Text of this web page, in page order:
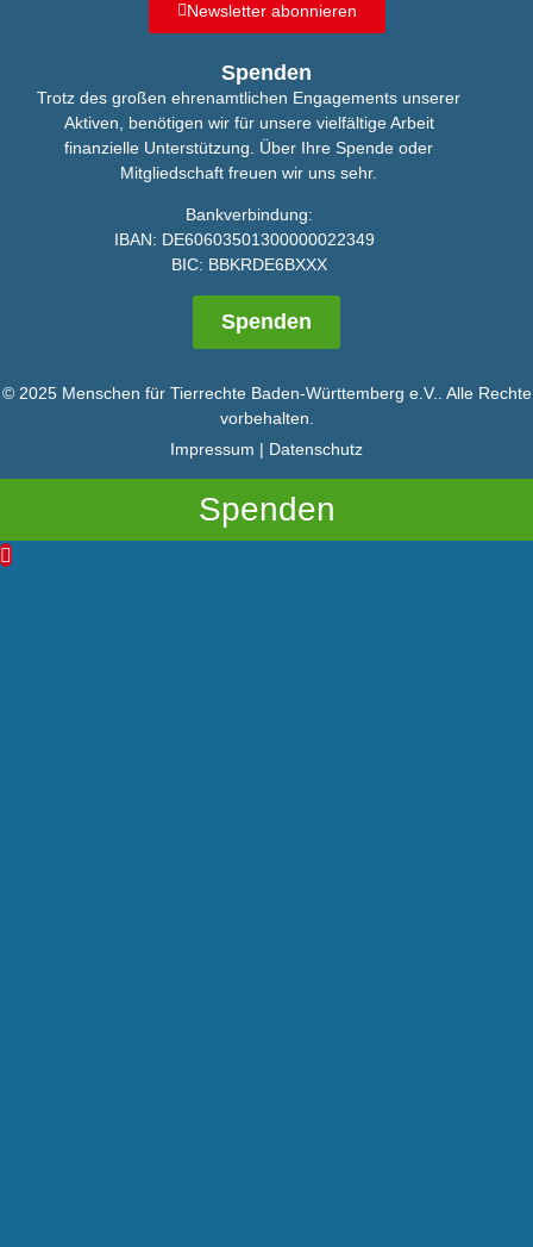
Spenden
Trotz des großen ehrenamtlichen Engagements unserer
Aktiven, benötigen wir für unsere vielfältige Arbeit
finanzielle Unterstützung. Über Ihre Spende oder
Mitgliedschaft freuen wir uns sehr.
Bankverbindung:
IBAN: DE60603501300000022349
BIC: BBKRDE6BXXX
Spenden
Newsletter abonnieren
© 2025 Menschen für Tierrechte Baden-Württemberg e.V.. Alle Rechte
vorbehalten.
Impressum | Datenschutz
Spenden